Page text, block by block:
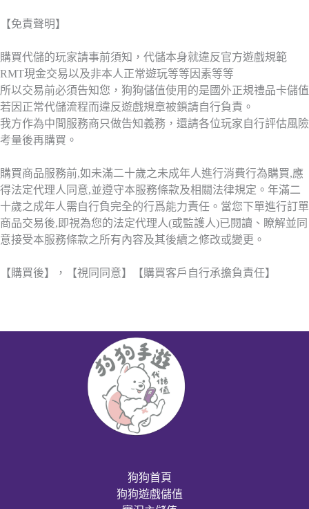
【免責聲明】
購買代儲的玩家請事前須知，代儲本身就違反官方遊戲規範
RMT現金交易以及非本人正常遊玩等等因素等等
所以交易前必須告知您，狗狗儲值使用的是國外正規禮品卡儲值
若因正常代儲流程而違反遊戲規章被鎖請自行負責。
我方作為中間服務商只做告知義務，還請各位玩家自行評估風險
考量後再購買。
購買商品服務前,如未滿二十歲之未成年人進行消費行為購買,應
得法定代理人同意,並遵守本服務條款及相關法律規定。年滿二
十歲之成年人需自行負完全的行爲能力責任。當您下單進行訂單
商品交易後,即視為您的法定代理人(或監護人)已閱讀、瞭解並同
意接受本服務條款之所有內容及其後續之修改或變更。
【購買後】，【視同同意】【購買客戶自行承擔負責任】
狗狗首頁
狗狗遊戲儲值